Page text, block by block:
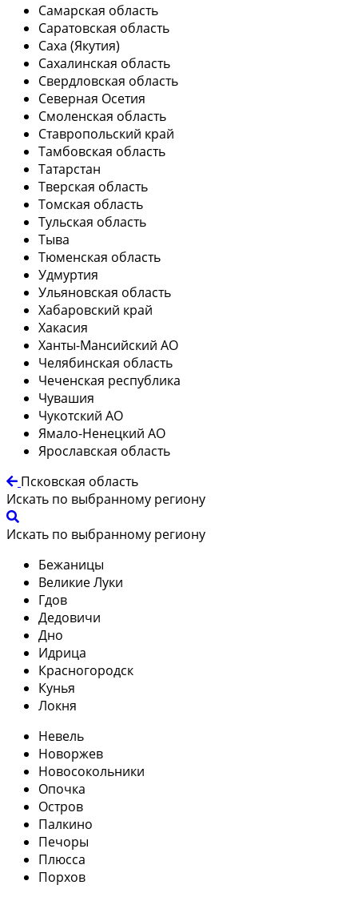
Самарская область
Саратовская область
Саха (Якутия)
Сахалинская область
Свердловская область
Северная Осетия
Смоленская область
Ставропольский край
Тамбовская область
Татарстан
Тверская область
Томская область
Тульская область
Тыва
Тюменская область
Удмуртия
Ульяновская область
Хабаровский край
Хакасия
Ханты-Мансийский АО
Челябинская область
Чеченская республика
Чувашия
Чукотский АО
Ямало-Ненецкий АО
Ярославская область
Псковская область
Искать по выбранному региону
Искать по выбранному региону
Бежаницы
Великие Луки
Гдов
Дедовичи
Дно
Идрица
Красногородск
Кунья
Локня
Невель
Новоржев
Новосокольники
Опочка
Остров
Палкино
Печоры
Плюсса
Порхов